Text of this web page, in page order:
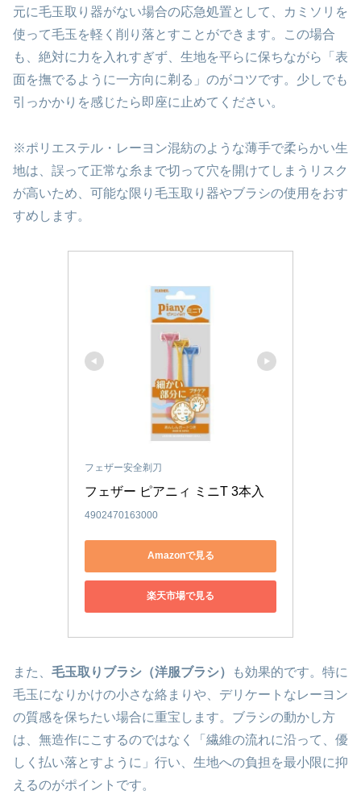
元に毛玉取り器がない場合の応急処置として、カミソリを
使って毛玉を軽く削り落とすことができます。この場合
も、絶対に力を入れすぎず、生地を平らに保ちながら「表
面を撫でるように一方向に剃る」のがコツです。少しでも
引っかかりを感じたら即座に止めてください。
※ポリエステル・レーヨン混紡のような薄手で柔らかい生
地は、誤って正常な糸まで切って穴を開けてしまうリスク
が高いため、可能な限り毛玉取り器やブラシの使用をおす
すめします。
フェザー安全剃刀
フェザー ピアニィ ミニT 3本入
4902470163000
Amazonで見る
楽天市場で見る
また、 毛玉取りブラシ（洋服ブラシ）
も効果的です。特に
毛玉になりかけの小さな絡まりや、デリケートなレーヨン
の質感を保ちたい場合に重宝します。ブラシの動かし方
は、無造作にこするのではなく「繊維の流れに沿って、優
しく払い落とすように」行い、生地への負担を最小限に抑
えるのがポイントです。